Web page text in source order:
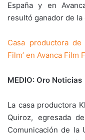
España y en
resultó ganador de la
Casa productora de
Film’ en Avanca Film
MEDIO: Oro Noticias
La casa productora
Quiroz, egresada
Comunicación de la